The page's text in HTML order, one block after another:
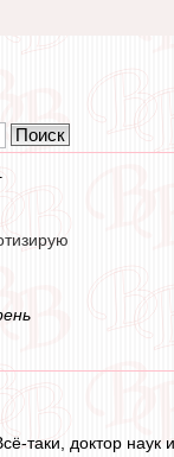
таки, доктор наук